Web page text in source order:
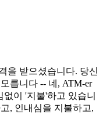
을 받으셨습니다. 당신
릅니다 -- 네, ATM-er
이 '지불'하고 있습니
, 인내심을 지불하고,